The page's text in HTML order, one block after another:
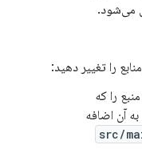
را تغییر دهید:
را که
آن اضافه
src/